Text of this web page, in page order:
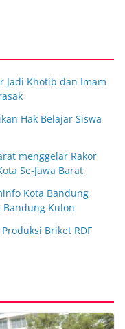
Jadi Khotib dan Imam
Hak Belajar Siswa
menggelar Rakor
Se-Jawa Barat
Kota Bandung
Bandung Kulon
Briket RDF